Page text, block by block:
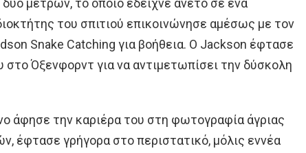
μέτρων, το οποίο έδειχνε άνετο σε ένα
του σπιτιού επικοινώνησε αμέσως με τον
Snake Catching για βοήθεια. Ο Jackson έφτασε
στο Όξενφορντ για να αντιμετωπίσει την δύσκολη
άφησε την καριέρα του στη φωτογραφία άγριας
έφτασε γρήγορα στο περιστατικό, μόλις εννέα